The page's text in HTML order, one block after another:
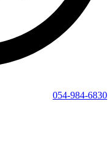
054-984-6830